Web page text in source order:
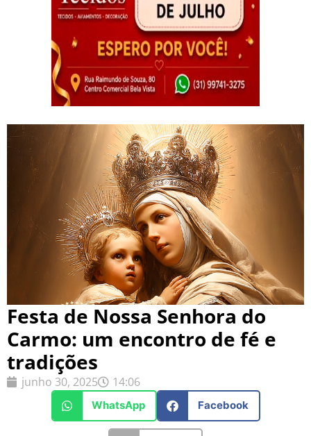
Festa de Nossa Senhora do
Carmo: um encontro de fé e
tradições
junho 30, 2025 14:06
WhatsApp Facebook